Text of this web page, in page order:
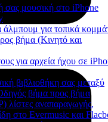
σας μουσική στο iPhone
για τοπικά
βήμα (Κινητό και
για αρχεία ήχου σε
βιβλιοθήκη σας μεταξύ
βήμα προς βήμα
λίστες αναπαραγωγής,
στο Evermusic και